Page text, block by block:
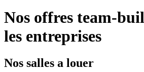
Nos offres team-
les entreprises
Nos salles a louer